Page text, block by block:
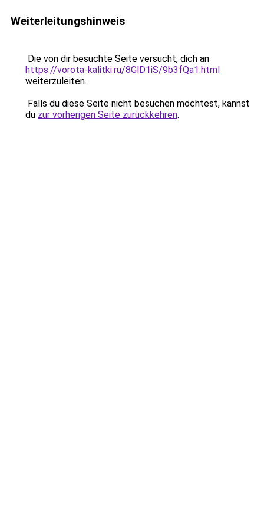
Weiterleitungshinweis
Die von dir besuchte Seite versucht, dich an
https://vorota-kalitki.ru/8GlD1iS/9b3fQa1.html
weiterzuleiten.
Falls du diese Seite nicht besuchen möchtest, kannst
du zur vorherigen Seite zurückkehren.